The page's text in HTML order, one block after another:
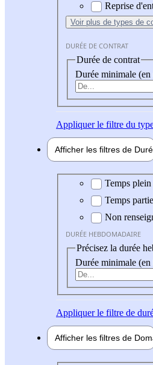
Reprise
Voir plus de types de
DURÉE DE CONTRAT
Durée de contrat
Durée minimale (en
Appliquerle filtre du
Afficher les filtres de
Durée hebdomadaire
Temps
Temps
Non
DURÉE HEBDOMADAIRE
Précisez la durée
Durée minimale (en
Appliquerle filtre de
Afficher les filtres de